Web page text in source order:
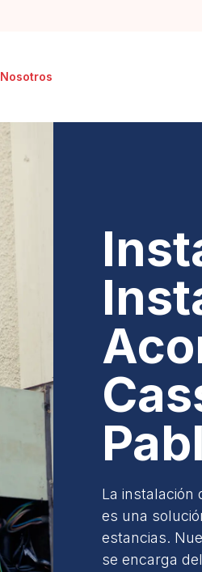
Nosotros
La instalación
es una
estancias.
se encarga